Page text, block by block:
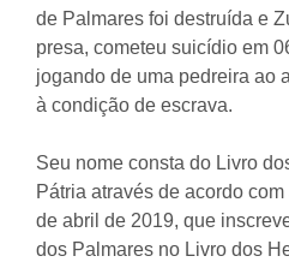
de Palmares foi destruída e
presa, cometeu suicídio em
jogando de uma pedreira ao
à condição de escrava.
Seu nome consta do Livro
Pátria através de acordo
de abril de 2019, que
dos Palmares no Livro dos